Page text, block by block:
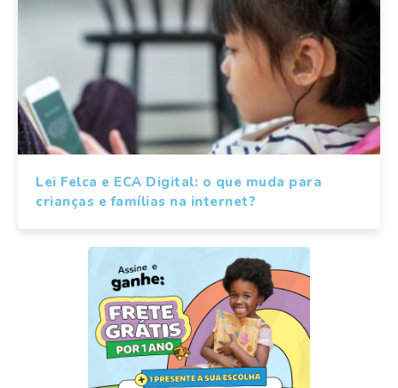
Lei Felca e ECA Digital: o que muda para
crianças e famílias na internet?